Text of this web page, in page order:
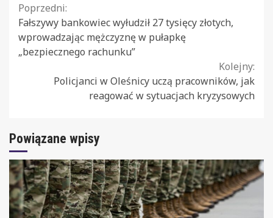
Continue
Reading
Poprzedni:
Fałszywy bankowiec wyłudził 27 tysięcy złotych,
wprowadzając mężczyznę w pułapkę
„bezpiecznego rachunku”
Kolejny:
Policjanci w Oleśnicy uczą pracowników, jak
reagować w sytuacjach kryzysowych
Powiązane wpisy